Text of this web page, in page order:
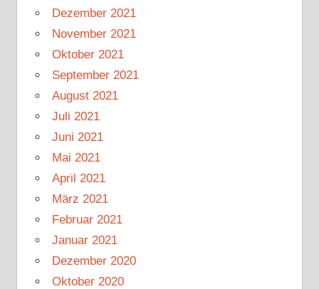
Dezember 2021
November 2021
Oktober 2021
September 2021
August 2021
Juli 2021
Juni 2021
Mai 2021
April 2021
März 2021
Februar 2021
Januar 2021
Dezember 2020
Oktober 2020